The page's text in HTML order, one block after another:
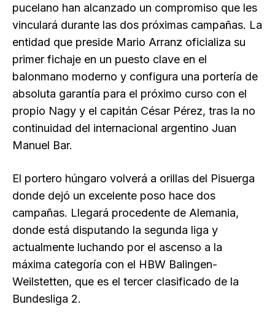
pucelano han alcanzado un compromiso que les
vinculará durante las dos próximas campañas. La
entidad que preside Mario Arranz oficializa su
primer fichaje en un puesto clave en el
balonmano moderno y configura una portería de
absoluta garantía para el próximo curso con el
propio Nagy y el capitán César Pérez, tras la no
continuidad del internacional argentino Juan
Manuel Bar.
El portero húngaro volverá a orillas del Pisuerga
donde dejó un excelente poso hace dos
campañas. Llegará procedente de Alemania,
donde está disputando la segunda liga y
actualmente luchando por el ascenso a la
máxima categoría con el HBW Balingen-
Weilstetten, que es el tercer clasificado de la
Bundesliga 2.